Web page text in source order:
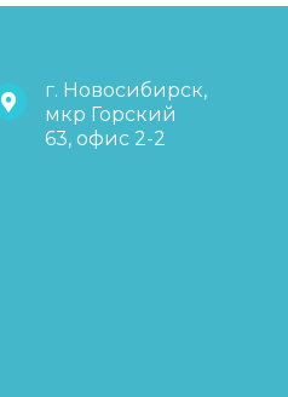
г. Новосибирск,
мкр Горский
63, офис 2-2